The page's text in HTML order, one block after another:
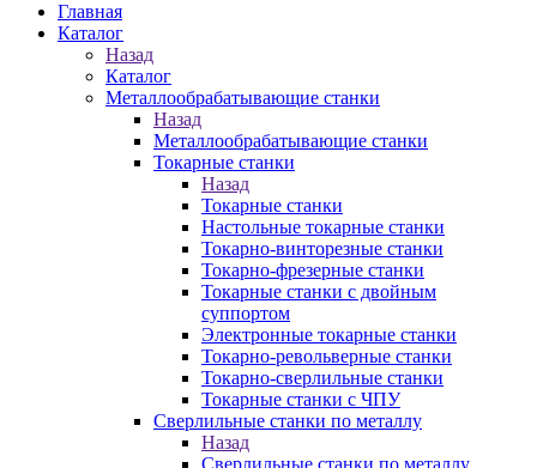
Главная
Каталог
Назад
Каталог
Металлообрабатывающие станки
Назад
Металлообрабатывающие станки
Токарные станки
Назад
Токарные станки
Настольные токарные станки
Токарно-винторезные станки
Токарно-фрезерные станки
Токарные станки с двойным
суппортом
Электронные токарные станки
Токарно-револьверные станки
Токарно-сверлильные станки
Токарные станки с ЧПУ
Сверлильные станки по металлу
Назад
Сверлильные станки по металлу